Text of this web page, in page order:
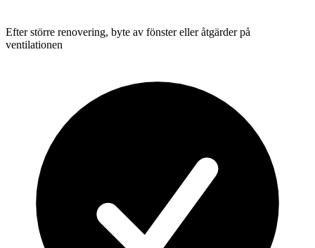
Efter större renovering, byte av fönster eller åtgärder på
ventilationen